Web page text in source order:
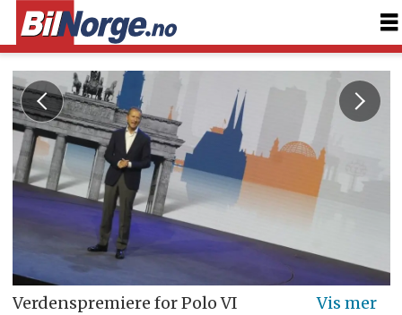
Verdenspremiere for Polo VI